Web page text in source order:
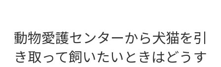
動物愛護センターから犬猫を引
き取って飼いたいときはどうす